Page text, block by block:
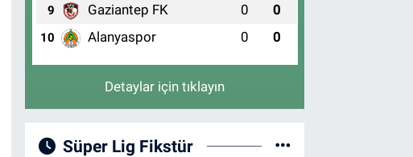
9 Gaziantep FK 0 0
10 Alanyaspor 0 0
Detaylar için tıklayın
Süper Lig Fikstür